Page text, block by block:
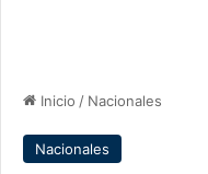
Inicio / Nacionales
Nacionales